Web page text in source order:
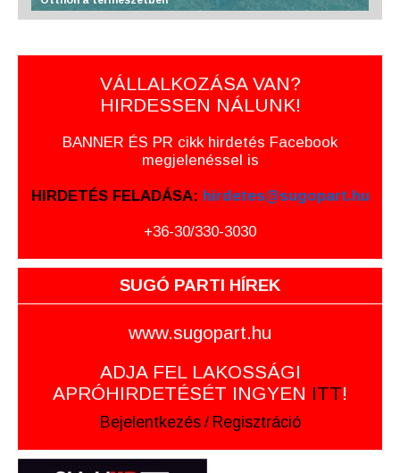
VÁLLALKOZÁSA VAN?
HIRDESSEN NÁLUNK!
BANNER ÉS PR cikk hirdetés Facebook
megjelenéssel is
HIRDETÉS FELADÁSA: hirdetes@sugopart.hu
+36-30/330-3030
SUGÓ PARTI HÍREK
www.sugopart.hu
ADJA FEL LAKOSSÁGI
APRÓHIRDETÉSÉT INGYEN ITT!
Bejelentkezés / Regisztráció